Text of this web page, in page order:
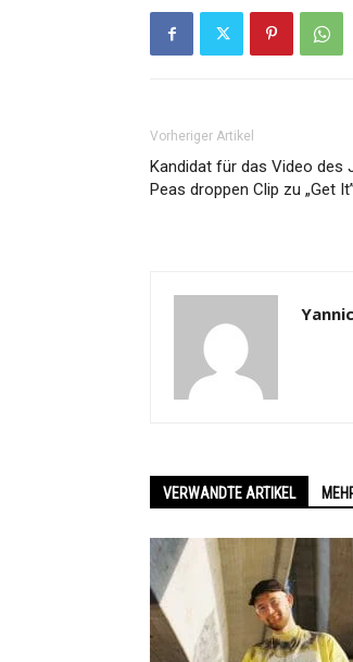
Vorheriger Artikel
Kandidat für das Video des
Peas droppen Clip zu „Get It”
VERWANDTE ARTIKEL